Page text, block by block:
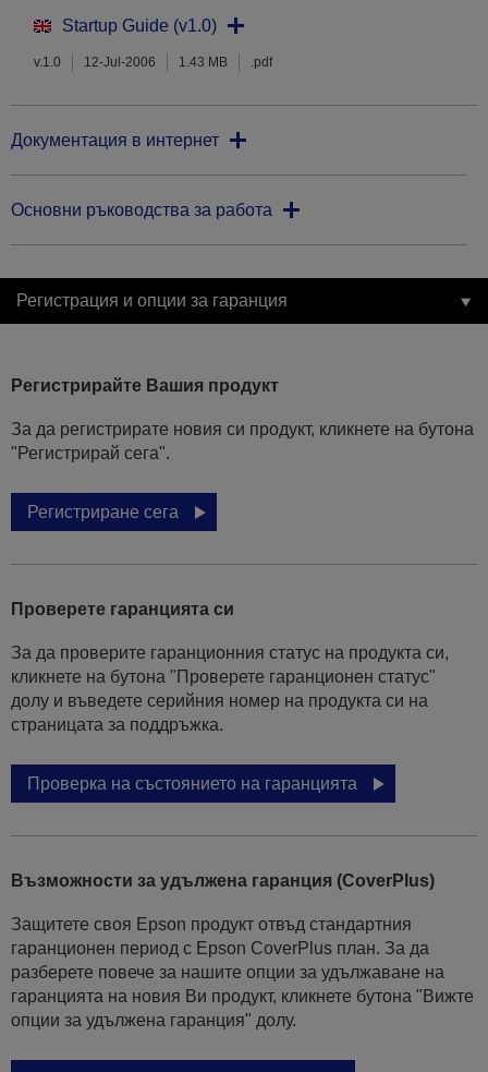
Startup Guide (v1.0)
v.1.0 12-Jul-2006 1.43 MB .pdf
Документация в интернет
Основни ръководства за работа
Регистрация и опции за гаранция
Регистрирайте Вашия продукт
За да регистрирате новия си продукт, кликнете на бутона
"Регистрирай сега".
Регистриране сега
Проверете гаранцията си
За да проверите гаранционния статус на продукта си,
кликнете на бутона "Проверете гаранционен статус"
долу и въведете серийния номер на продукта си на
страницата за поддръжка.
Проверка на състоянието на гаранцията
Възможности за удължена гаранция (CoverPlus)
Защитете своя Epson продукт отвъд стандартния
гаранционен период с Epson CoverPlus план. За да
разберете повече за нашите опции за удължаване на
гаранцията на новия Ви продукт, кликнете бутона "Вижте
опции за удължена гаранция" долу.